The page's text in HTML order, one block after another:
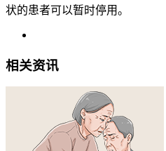
状的患者可以暂时停用。
相关资讯